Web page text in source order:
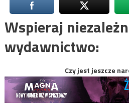
Wspieraj
wydawnictwo:
Czy jest jeszcze